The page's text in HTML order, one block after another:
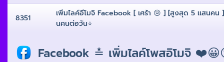
8351
เพิ่มไลค์อีโมจิ Facebook [ เศร้า 😢 ] [สูงสุด 5 เเสน
นคนต่อวัน⭐️
Facebook ≛ เพิ่มไลค์โพสอิโมจิ